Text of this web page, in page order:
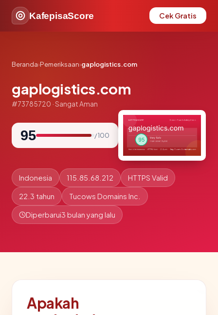
KafepisaScore Cek Gratis
Beranda›Pemeriksaan›gaplogistics.com
gaplogistics.com
#73785720 · Sangat Aman
95 / 100
Indonesia 115.85.68.212 HTTPS Valid
22.3 tahun Tucows Domains Inc.
Diperbarui3 bulan yang lalu
Apakah